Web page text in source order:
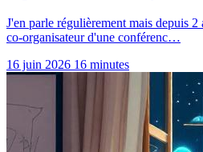
J'en parle régulièrement mais depuis 2
co-organisateur d'une conférenc…
16 juin 2026 16 minutes